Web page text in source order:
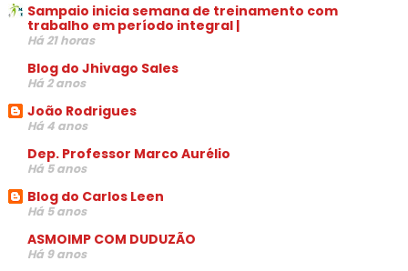
Sampaio inicia semana de treinamento com
trabalho em período integral |
Há 21 horas
Blog do Jhivago Sales
Há 2 anos
João Rodrigues
Há 4 anos
Dep. Professor Marco Aurélio
Há 5 anos
Blog do Carlos Leen
Há 5 anos
ASMOIMP COM DUDUZÃO
Há 9 anos